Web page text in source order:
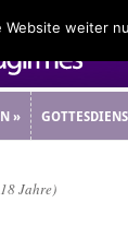
»
Jahre)
weiter